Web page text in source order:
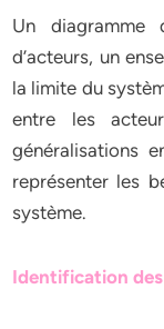
Un diagramme
d’acteurs, un
la limite du
entre les
généralisations
représenter les
système.
Identification